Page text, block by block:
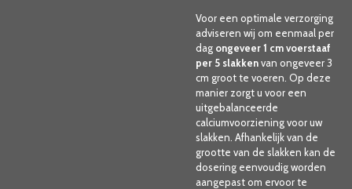
Voor een optimale verzorging
adviseren wij om eenmaal per
dag ongeveer 1 cm voerstaaf
per 5 slakkenvan ongeveer 3
cm groot te voeren. Op deze
manier zorgt u voor een
uitgebalanceerde
calciumvoorziening voor uw
slakken. Afhankelijk van de
grootte van de slakken kan de
dosering eenvoudig worden
aangepast om ervoor te